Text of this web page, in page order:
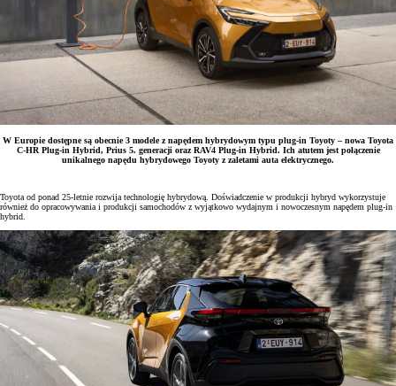
W Europie dostępne są obecnie 3 modele z napędem hybrydowym typu plug-in Toyoty – nowa Toyota
C-HR Plug-in Hybrid, Prius 5. generacji oraz RAV4 Plug-in Hybrid. Ich atutem jest połączenie
unikalnego napędu hybrydowego Toyoty z zaletami auta elektrycznego.
Toyota od ponad 25-letnie rozwija technologię hybrydową. Doświadczenie w produkcji hybryd wykorzystuje
również do opracowywania i produkcji samochodów z wyjątkowo wydajnym i nowoczesnym napędem plug-in
hybrid.